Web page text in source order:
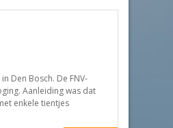
Den Bosch. De FNV-
Aanleiding was dat
enkele tientjes